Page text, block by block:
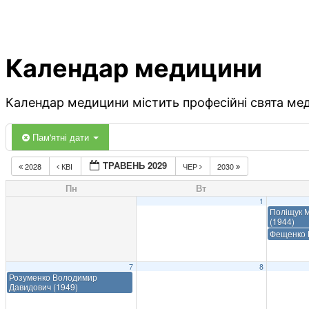
Календар медицини
Календар медицини містить професійні свята
Пам'ятні дати
2028 КВІ ТРАВЕНЬ 2029 ЧЕР 2030
Пн Вт
1
Поліщук
(1944)
Фещенко
7
Розуменко Володимир
Давидович (1949)
8